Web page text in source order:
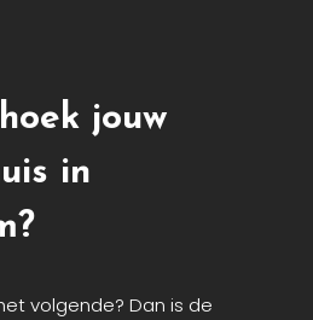
jouw
in
volgende? Dan is de